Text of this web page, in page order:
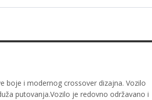
boje i modernog crossover dizajna. Vozilo
putovanja.Vozilo je redovno održavano i